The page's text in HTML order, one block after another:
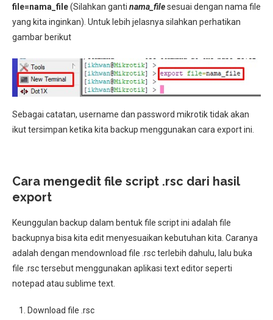
file=nama_file(Silahkan ganti nama_filesesuai dengan nama file
yang kita inginkan). Untuk lebih jelasnya silahkan perhatikan
gambar berikut
Sebagai catatan, username dan password mikrotik tidak akan
ikut tersimpan ketika kita backup menggunakan cara export ini.
Cara mengedit file script .rsc dari hasil
export
Keunggulan backup dalam bentuk file script ini adalah file
backupnya bisa kita edit menyesuaikan kebutuhan kita. Caranya
adalah dengan mendownload file .rsc terlebih dahulu, lalu buka
file .rsc tersebut menggunakan aplikasi text editor seperti
notepad atau sublime text.
Download file .rsc